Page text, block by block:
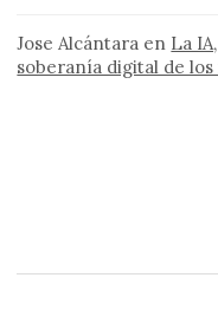
Jose Alcántara en La
soberanía digital de